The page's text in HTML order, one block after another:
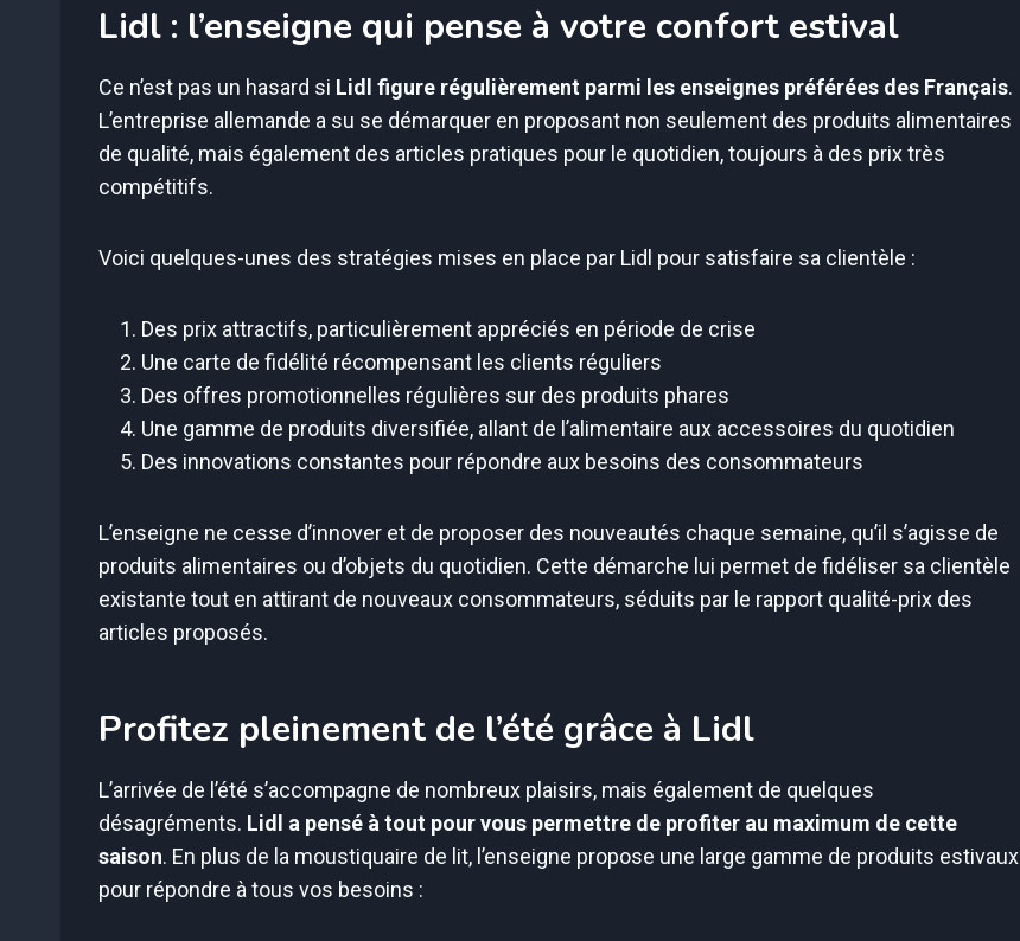
Lidl : l’enseigne qui pense à votre confort estival
Ce n’est pas un hasard si Lidl figure régulièrement parmi les enseignes préférées des Français.
L’entreprise allemande a su se démarquer en proposant non seulement des produits alimentaires
de qualité, mais également des articles pratiques pour le quotidien, toujours à des prix très
compétitifs.
Voici quelques-unes des stratégies mises en place par Lidl pour satisfaire sa clientèle :
Des prix attractifs, particulièrement appréciés en période de crise
Une carte de fidélité récompensant les clients réguliers
Des offres promotionnelles régulières sur des produits phares
Une gamme de produits diversifiée, allant de l’alimentaire aux accessoires du quotidien
Des innovations constantes pour répondre aux besoins des consommateurs
L’enseigne ne cesse d’innover et de proposer des nouveautés chaque semaine, qu’il s’agisse de
produits alimentaires ou d’objets du quotidien. Cette démarche lui permet de fidéliser sa clientèle
existante tout en attirant de nouveaux consommateurs, séduits par le rapport qualité-prix des
articles proposés.
Profitez pleinement de l’été grâce à Lidl
L’arrivée de l’été s’accompagne de nombreux plaisirs, mais également de quelques
désagréments. Lidl a pensé à tout pour vous permettre de profiter au maximum de cette
saison. En plus de la moustiquaire de lit, l’enseigne propose une large gamme de produits estivaux
pour répondre à tous vos besoins :